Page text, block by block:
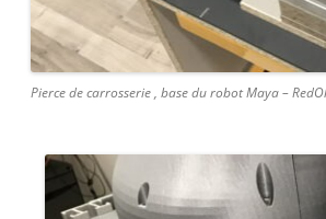
Pierce de carrosserie , base du robot Maya –